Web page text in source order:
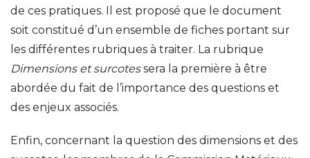
de ces pratiques. Il est proposé que le document
soit constitué d’un ensemble de fiches portant sur
les différentes rubriques à traiter. La rubrique
Dimensions et surcotessera la première à être
abordée du fait de l’importance des questions et
des enjeux associés.
Enfin, concernant la question des dimensions et des